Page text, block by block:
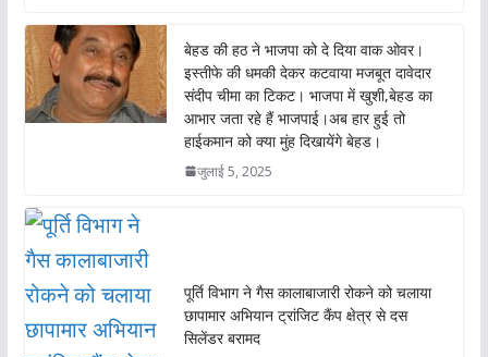
o
o
k
A
p
p
बेहड की हठ ने भाजपा को दे दिया वाक ओवर।
इस्तीफे की धमकी देकर कटवाया मजबूत दावेदार
संदीप चीमा का टिकट। भाजपा में खुशी,बेहड का
आभार जता रहे हैं भाजपाई।अब हार हुई तो
हाईकमान को क्या मुंह दिखायेंगे बेहड।
जुलाई 5, 2025
पूर्ति विभाग ने गैस कालाबाजारी रोकने को चलाया
छापामार अभियान ट्रांजिट कैंप क्षेत्र से दस
सिलेंडर बरामद